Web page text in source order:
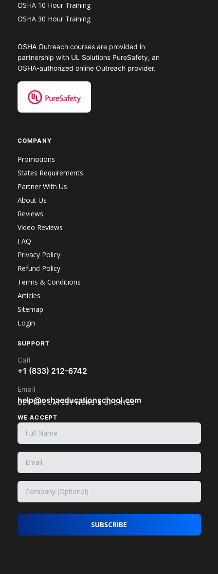
OSHA 10 Hour Training
OSHA 30 Hour Training
OSHA Outreach courses are provided in
partnership with UL Solutions PureSafety, an
OSHA-authorized online Outreach provider.
COMPANY
Promotions
States Requirements
Partner With Us
About Us
Reviews
Video Reviews
FAQ
Privacy Policy
Refund Policy
Terms & Conditions
Articles
Sitemap
Login
SUPPORT
Call
+1 (833) 212-6742
Email
help@oshaeducationschool.com
WE ACCEPT
GET THE LATEST NEWS & UPDATES
SUBSCRIBE